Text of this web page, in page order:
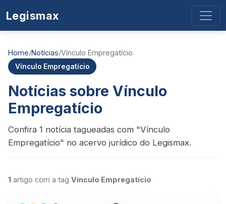
Legismax
Home/Notícias/Vínculo Empregatício
Vínculo Empregatício
Notícias sobre Vínculo
Empregatício
Confira 1 notícia tagueadas com "Vínculo
Empregatício" no acervo jurídico do Legismax.
1 artigo com a tag Vínculo Empregatício